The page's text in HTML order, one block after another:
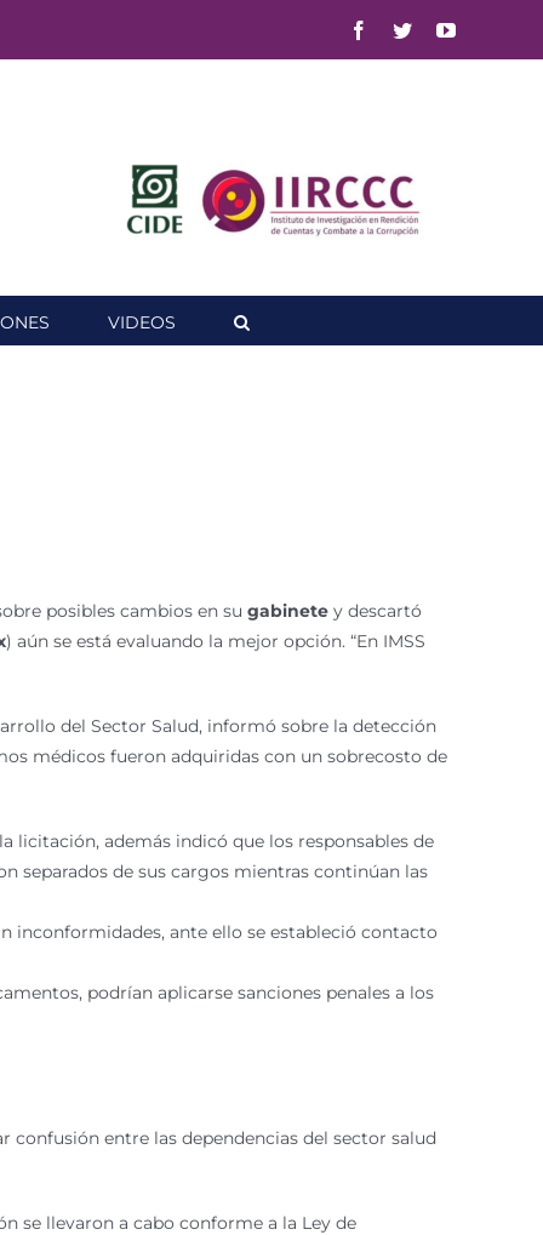
Facebook
TwitterYouTube
VIDEOS
posibles cambios en su gabinete y descartó
) aún se está evaluando la mejor opción. “En IMSS
del Sector Salud, informó sobre la detección
médicos fueron adquiridas con un sobrecosto de
licitación, además indicó que los responsables de
separados de sus cargos mientras continúan las
inconformidades, ante ello se estableció contacto
podrían aplicarse sanciones penales a los
confusión entre las dependencias del sector salud
se llevaron a cabo conforme a la Ley de